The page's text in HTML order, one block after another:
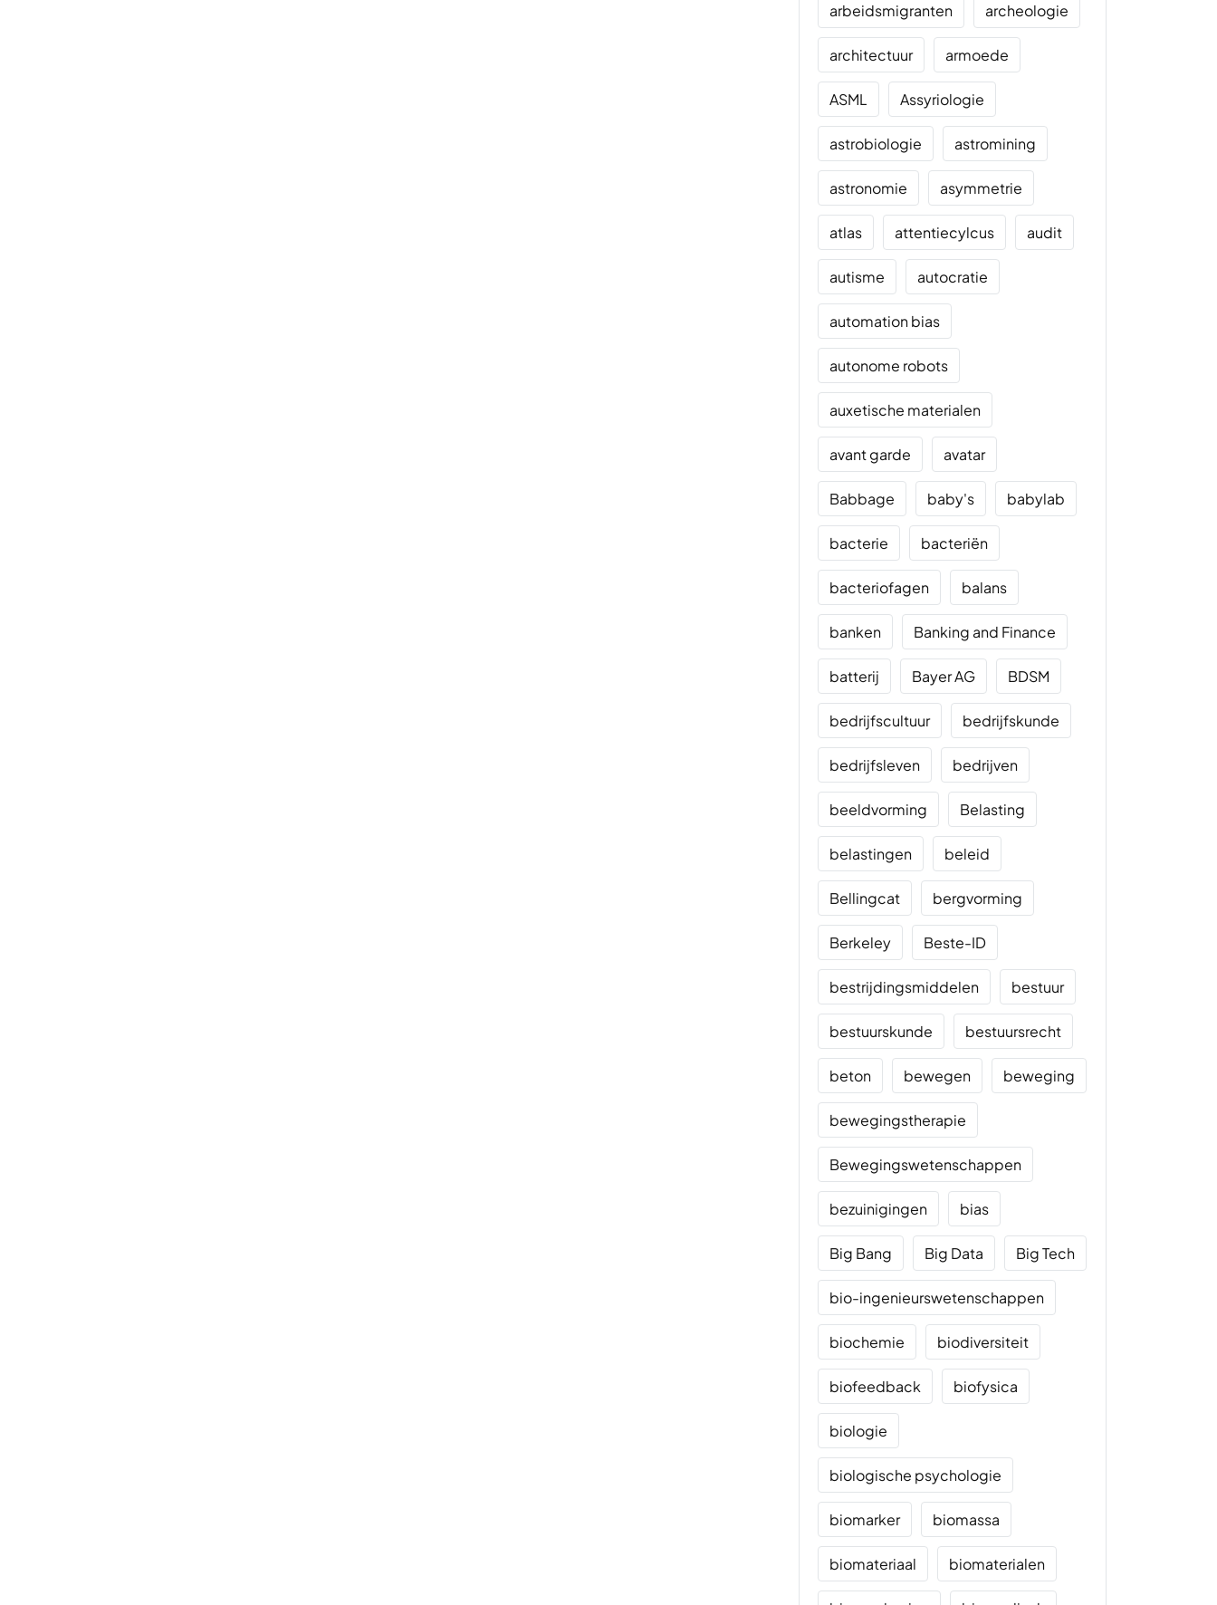
arbeidsmigranten archeologie
architectuur armoede
ASML Assyriologie
astrobiologie astromining
astronomie asymmetrie
atlas attentiecylcus audit
autisme autocratie
automation bias
autonome robots
auxetische materialen
avant garde avatar
Babbage baby's babylab
bacterie bacteriën
bacteriofagen balans
banken Banking and Finance
batterij Bayer AG BDSM
bedrijfscultuur bedrijfskunde
bedrijfsleven bedrijven
beeldvorming Belasting
belastingen beleid
Bellingcat bergvorming
Berkeley Beste-ID
bestrijdingsmiddelen bestuur
bestuurskunde bestuursrecht
beton bewegen beweging
bewegingstherapie
Bewegingswetenschappen
bezuinigingen bias
Big Bang Big Data Big Tech
bio-ingenieurswetenschappen
biochemie biodiversiteit
biofeedback biofysica
biologie
biologische psychologie
biomarker biomassa
biomateriaal biomaterialen